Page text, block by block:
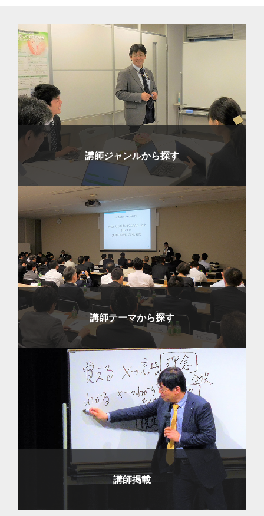
講師ジャンルから探す
講師テーマから探す
講師掲載